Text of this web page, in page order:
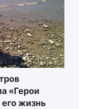
«Герои
жизнь